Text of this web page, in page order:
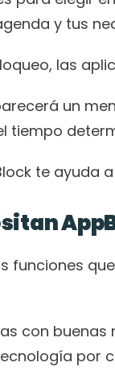
y tus
las
un
tiempo
te ayuda
funciones
con
por